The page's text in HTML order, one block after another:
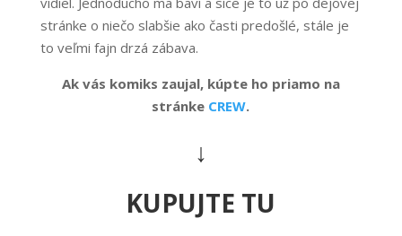
stránke o niečo slabšie ako časti predošlé, stále je
to veľmi fajn drzá zábava.
Ak vás komiks zaujal, kúpte ho priamo na
stránke CREW.
↓
KUPUJTE TU